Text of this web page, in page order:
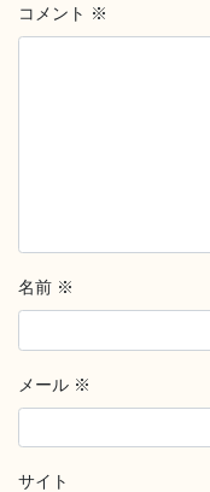
コメント ※
名前 ※
メール ※
サイト